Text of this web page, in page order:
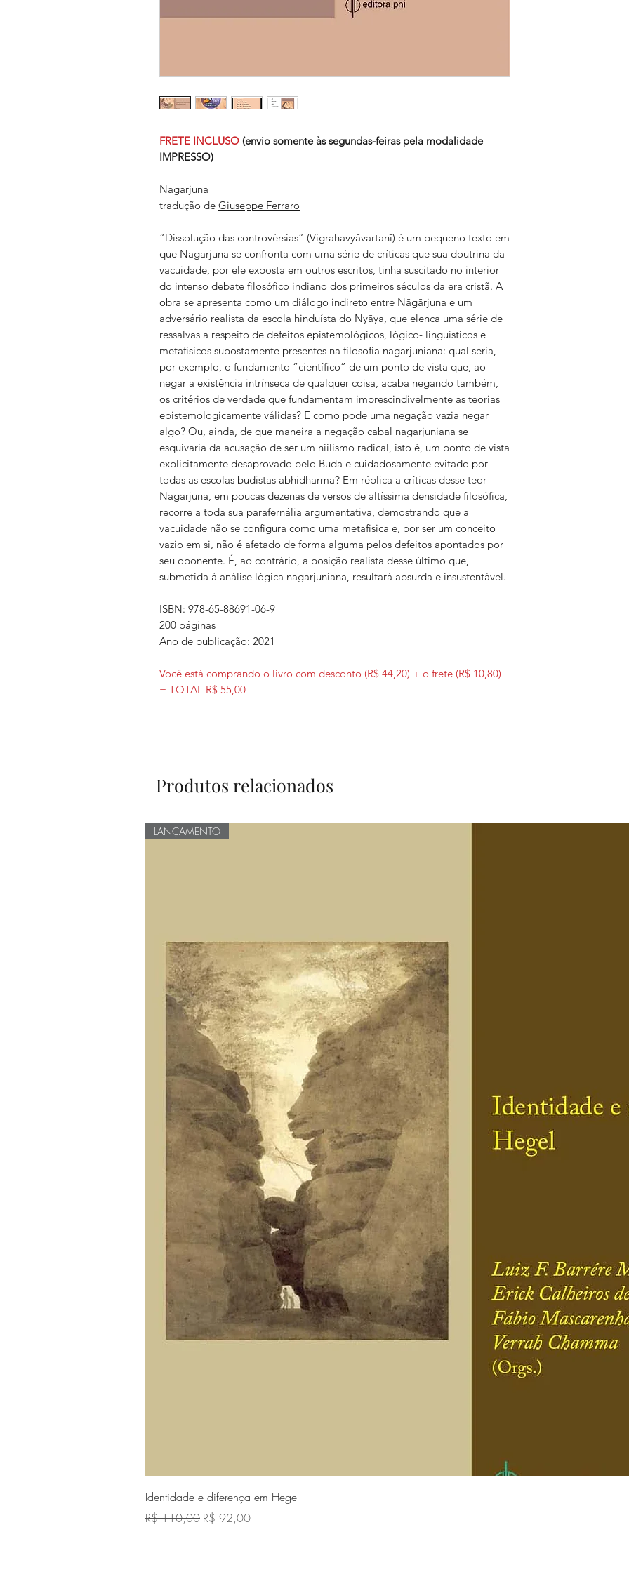
FRETE INCLUSO (envio somente às segundas-feiras pela modalidade
IMPRESSO)
Nagarjuna
tradução de Giuseppe Ferraro
“Dissolução das controvérsias” (Vigrahavyāvartanī) é um pequeno texto em
que Nāgārjuna se confronta com uma série de críticas que sua doutrina da
vacuidade, por ele exposta em outros escritos, tinha suscitado no interior
do intenso debate filosófico indiano dos primeiros séculos da era cristã. A
obra se apresenta como um diálogo indireto entre Nāgārjuna e um
adversário realista da escola hinduísta do Nyāya, que elenca uma série de
ressalvas a respeito de defeitos epistemológicos, lógico- linguísticos e
metafísicos supostamente presentes na filosofia nagarjuniana: qual seria,
por exemplo, o fundamento “científico” de um ponto de vista que, ao
negar a existência intrínseca de qualquer coisa, acaba negando também,
os critérios de verdade que fundamentam imprescindivelmente as teorias
epistemologicamente válidas? E como pode uma negação vazia negar
algo? Ou, ainda, de que maneira a negação cabal nagarjuniana se
esquivaria da acusação de ser um niilismo radical, isto é, um ponto de vista
explicitamente desaprovado pelo Buda e cuidadosamente evitado por
todas as escolas budistas abhidharma? Em réplica a críticas desse teor
Nāgārjuna, em poucas dezenas de versos de altíssima densidade filosófica,
recorre a toda sua parafernália argumentativa, demostrando que a
vacuidade não se configura como uma metafisica e, por ser um conceito
vazio em si, não é afetado de forma alguma pelos defeitos apontados por
seu oponente. É, ao contrário, a posição realista desse último que,
submetida à análise lógica nagarjuniana, resultará absurda e insustentável.
ISBN: 978-65-88691-06-9
200 páginas
Ano de publicação: 2021
Você está comprando o livro com desconto (R$ 44,20) + o frete (R$ 10,80)
= TOTAL R$ 55,00
Produtos relacionados
LANÇAMENTO
Identidade e diferença em Hegel
Preço normal
R$ 110,00 Preço promocional
R$ 92,00